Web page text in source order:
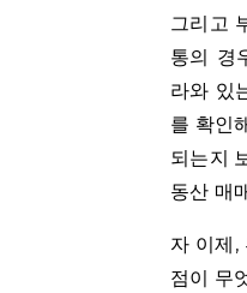
그리고
통의 경
라와 있
를 확인
되는지
동산 매
자 이제,
점이 무